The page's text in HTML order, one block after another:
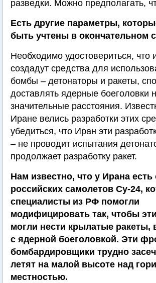
разведки. Можно предполагать,
Есть другие параметры,
быть учтены в окончательном
Необходимо удостовериться, что
создадут средства для
бомбы – детонаторы и ракеты,
доставлять ядерные боеголовки
значительные расстояния.
Иране велись разработки этих
убедиться, что Иран эти
– не проводит испытания
продолжает разработку ракет.
Нам известно, что у Ирана есть
российских самолетов Су-24,
специалисты из РФ помогли
модифицировать так, чтобы
могли нести крылатые ракеты,
с ядерной боеголовкой. Эти
бомбардировщики трудно
летят на малой высоте над
местностью.